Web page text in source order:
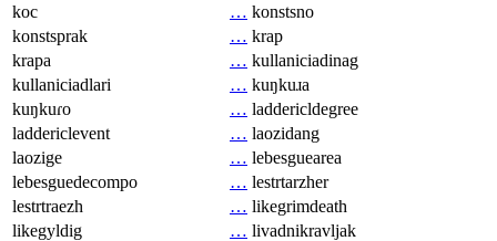
koc
… konstsno
konstsprak
… krap
krapa
… kullaniciadinag
kullaniciadlari
… kuŋkuɹa
kuŋkuɾo
… laddericldegree
laddericlevent
… laozidang
laozige
… lebesguearea
lebesguedecompo
… lestrtarzher
lestrtraezh
… likegrimdeath
likegyldig
… livadnikravljak